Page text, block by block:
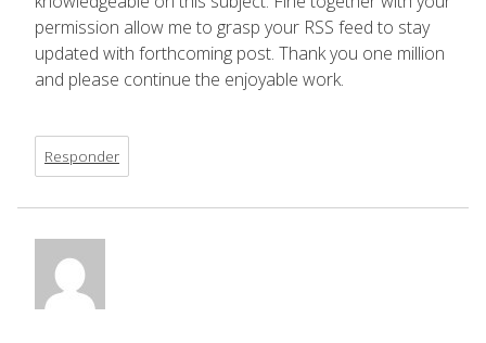
permission allow me to grasp your RSS feed to stay
updated with forthcoming post. Thank you one million
and please continue the enjoyable work.
Responder